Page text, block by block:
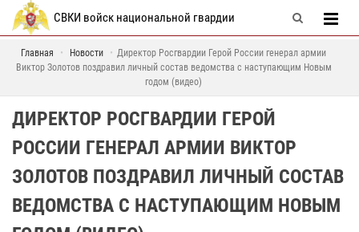
СВКИ войск национальной гвардии
Главная Новости
Директор Росгвардии Герой России генерал армии
Виктор Золотов поздравил личный состав ведомства с наступающим Новым
годом (видео)
ДИРЕКТОР РОСГВАРДИИ ГЕРОЙ
РОССИИ ГЕНЕРАЛ АРМИИ ВИКТОР
ЗОЛОТОВ ПОЗДРАВИЛ ЛИЧНЫЙ СОСТАВ
ВЕДОМСТВА С НАСТУПАЮЩИМ НОВЫМ